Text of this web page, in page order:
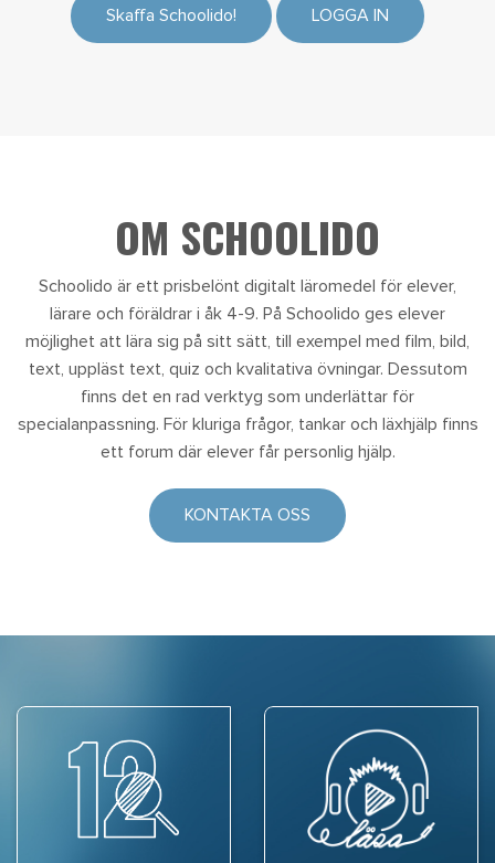
Skaffa Schoolido! LOGGA IN
OM SCHOOLIDO
Schoolido är ett prisbelönt digitalt läromedel för elever,
lärare och föräldrar i åk 4-9. På Schoolido ges elever
möjlighet att lära sig på sitt sätt, till exempel med film, bild,
text, uppläst text, quiz och kvalitativa övningar. Dessutom
finns det en rad verktyg som underlättar för
specialanpassning. För kluriga frågor, tankar och läxhjälp finns
ett forum där elever får personlig hjälp.
KONTAKTA OSS